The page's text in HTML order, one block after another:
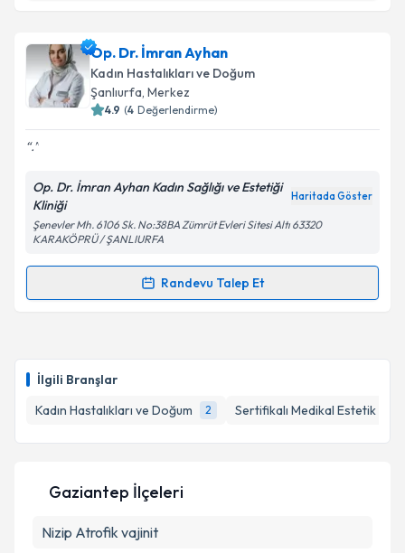
İlgili Branşlar
Kadın Hastalıkları ve Doğum
2 Sertifikalı Medikal Estetik
almanız için bir takvim hazırlandığında e-posta ile
bilgilendireceğiz.
E-posta Adresiniz
Kişisel verilerimin işlenmesine ilişkin Aydınlatma
kapsamda işlenmesini kabul ediyorum.
Takvim Talebini Gönder
Op. Dr. İmran Ayhan
Kadın Hastalıkları ve Doğum
Şanlıurfa, Merkez
4.9 (4 Değerlendirme)
.
Op. Dr. İmran Ayhan Kadın Sağlığı ve Estetiği
Kliniği
Haritada Göster
Şenevler Mh. 6106 Sk. No:38BA Zümrüt Evleri Sitesi Altı 63320
KARAKÖPRÜ / ŞANLIURFA
Randevu Talep Et
Randevu Takvimi Talebi
takvim hazırlandığında e-posta ile bilgilendireceğiz.
Metni 'ni okudum ve kişisel verilerimin belirtilen
Gaziantep İlçeleri
Nizip Atrofik vajinit